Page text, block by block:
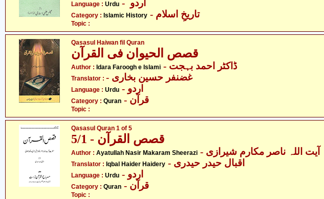
Language : Urdu
Category : Islamic History - تاریخِ اسلام
Topic :
Qasasul Haiwan fil Quran
قصص الحیوان فی القرآن
Author : Idara Faroogh e Islami - ڈاکٹر احمد بہجت
Translator : - غضنفر حسین بخاری
Language : Urdu - اردو
Category : Quran - قرآن
Topic :
Qasasul Quran 1 of 5
قصص القرآن - 5/1
Author : Ayatullah Nasir Makaram Sheerazi - آیت اللہ ناصر مکارم شیرازی
Translator : Iqbal Haider Haidery - اقبال حیدر حیدری
Language : Urdu - اردو
Category : Quran - قرآن
Topic :